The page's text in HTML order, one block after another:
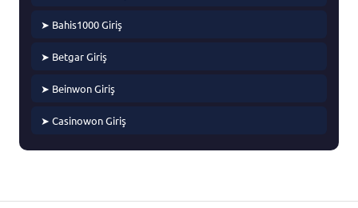
➤ Bahis1000 Giriş
➤ Betgar Giriş
➤ Beinwon Giriş
➤ Casinowon Giriş